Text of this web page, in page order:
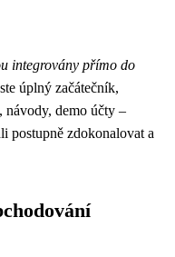
integrovány přímo do
úplný začátečník,
návody, demo účty –
postupně zdokonalovat a